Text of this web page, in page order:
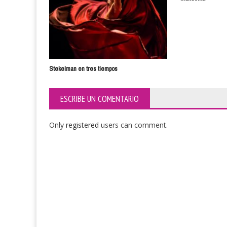
Stekelman en tres tiempos
ESCRIBE UN COMENTARIO
Only registered users can comment.